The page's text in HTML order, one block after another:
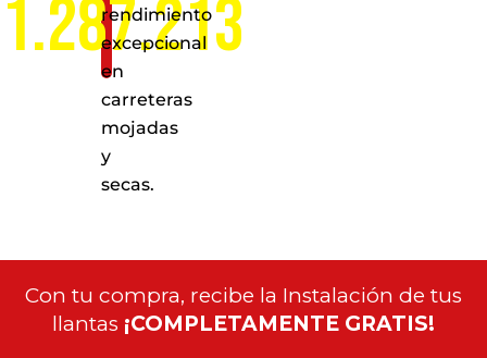
rendimiento
excepcional
en
carreteras
mojadas
y
secas.
Con tu compra, recibe la Instalación de tus
llantas ¡COMPLETAMENTE GRATIS!